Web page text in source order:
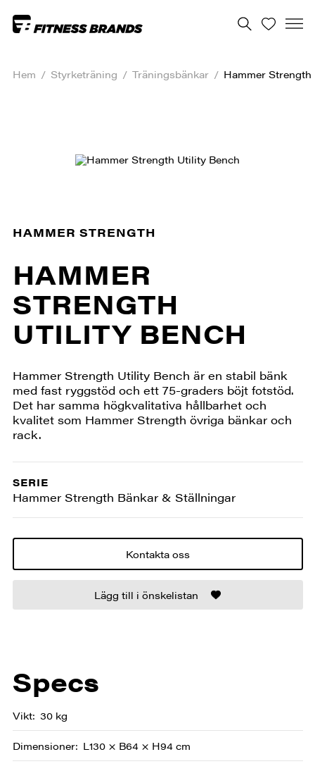
Hem / Styrketräning / Träningsbänkar / Hammer
HAMMER STRENGTH
HAMMER
STRENGTH
UTILITY BENCH
Hammer Strength Utility Bench är en stabil bänk
med fast ryggstöd och ett 75-graders böjt fotstöd.
Det har samma högkvalitativa hållbarhet och
kvalitet som Hammer Strength övriga bänkar och
rack.
SERIE
Hammer Strength Bänkar & Ställningar
Kontakta oss
Lägg till i önskelistan
Specs
Vikt 30 kg
Dimensioner L130 × B64 × H94 cm